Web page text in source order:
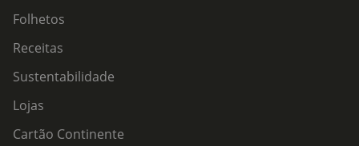
Folhetos
Receitas
Sustentabilidade
Lojas
Cartão Continente